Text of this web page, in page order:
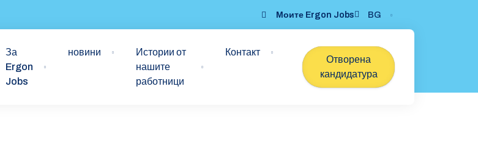
Моите Ergon Jobs BG
За
Ergon
Jobs
новини
Истории от
нашите
работници
Контакт
Отворена
кандидатура